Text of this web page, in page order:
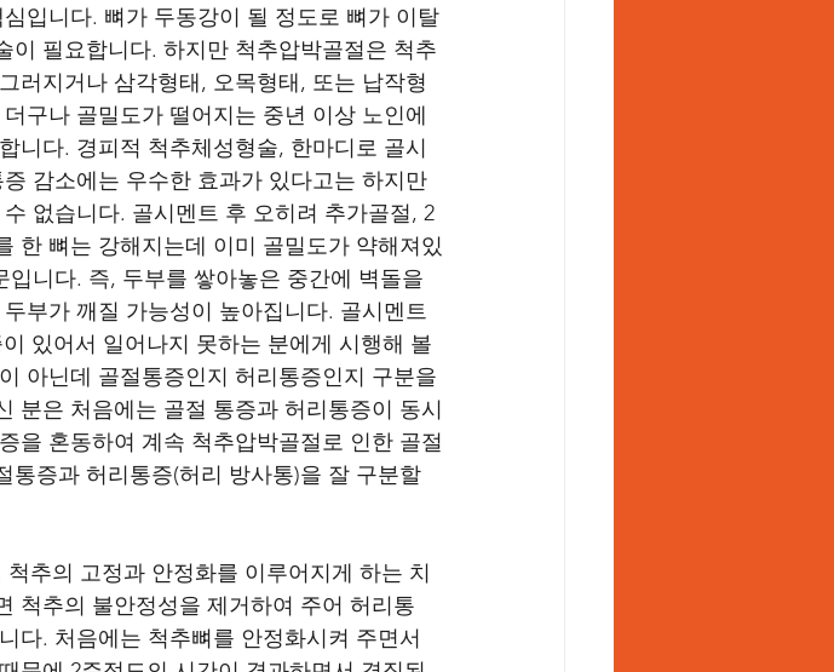
입니다. 뼈가 두동강이 될 정도로 뼈가 이탈
필요합니다. 하지만 척추압박골절은 척추
러지거나 삼각형태, 오목형태, 또는 납작형
구나 골밀도가 떨어지는 중년 이상 노인에
니다. 경피적 척추체성형술, 한마디로 골시
감소에는 우수한 효과가 있다고는 하지만
없습니다. 골시멘트 후 오히려 추가골절, 2
한 뼈는 강해지는데 이미 골밀도가 약해져있
니다. 즉, 두부를 쌓아놓은 중간에 벽돌을
부가 깨질 가능성이 높아집니다. 골시멘트
있어서 일어나지 못하는 분에게 시행해 볼
아닌데 골절통증인지 허리통증인지 구분을
분은 처음에는 골절 통증과 허리통증이 동시
을 혼동하여 계속 척추압박골절로 인한 골절
증과 허리통증(허리 방사통)을 잘 구분할
추의 고정과 안정화를 이루어지게 하는 치
척추의 불안정성을 제거하여 주어 허리통
다. 처음에는 척추뼈를 안정화시켜 주면서